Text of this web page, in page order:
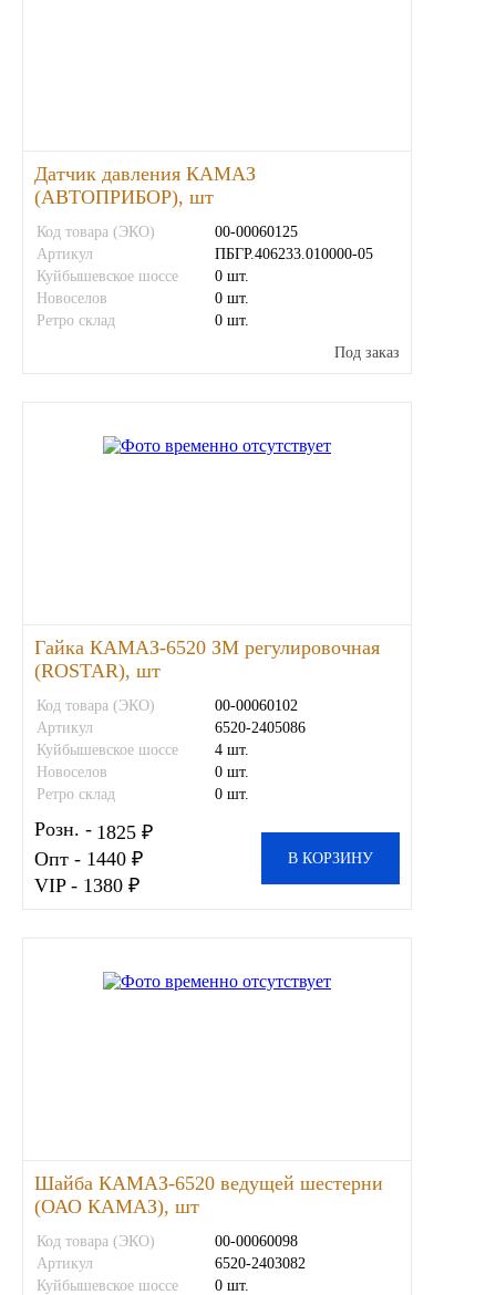
Датчик давления КАМАЗ
(АВТОПРИБОР), шт
Код товара (ЭКО)
00-00060125
Артикул
ПБГР.406233.010000-05
Куйбышевское шоссе
0 шт.
Новоселов
0 шт.
Ретро склад
0 шт.
Под заказ
Гайка КАМАЗ-6520 ЗМ регулировочная
(ROSTAR), шт
Код товара (ЭКО)
00-00060102
Артикул
6520-2405086
Куйбышевское шоссе
4 шт.
Новоселов
0 шт.
Ретро склад
0 шт.
Розн. - 1825 ₽
Опт - 1440 ₽
VIP - 1380 ₽
В КОРЗИНУ
Шайба КАМАЗ-6520 ведущей шестерни
(ОАО КАМАЗ), шт
Код товара (ЭКО)
00-00060098
Артикул
6520-2403082
Куйбышевское шоссе
0 шт.